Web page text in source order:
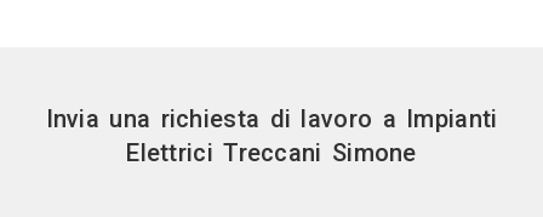
Invia una richiesta di lavoro a Impianti
Elettrici Treccani Simone